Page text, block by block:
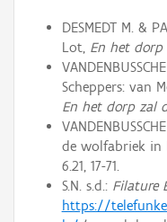
DESMEDT M. &
Lot, En het dorp
Scheppers: van
En het dorp zal
de wolfabriek in
6.21, 17-71.
S.N. s.d.: Filature
https://